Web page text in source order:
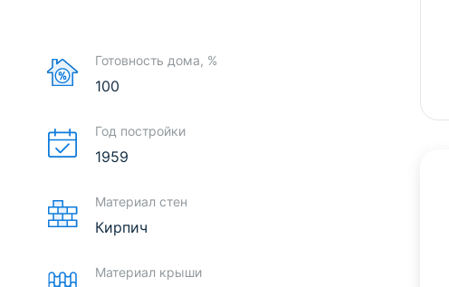
Готовность дома, %
100
Год постройки
1959
Материал стен
Кирпич
Материал крыши